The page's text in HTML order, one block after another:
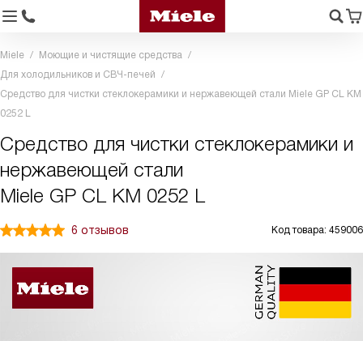
Miele
Моющие и чистящие средства
Для холодильников и СВЧ-печей
Средство для чистки стеклокерамики и нержавеющей стали Miele GP CL KM
0252 L
Средство для чистки стеклокерамики и
нержавеющей стали
Miele GP CL KM 0252 L
6 отзывов Код товара: 459006